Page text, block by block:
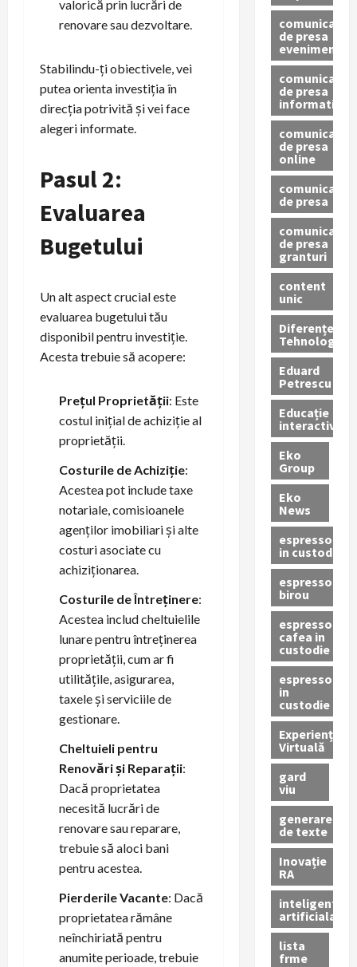
valorică prin lucrări de
renovare sau dezvoltare.
Stabilindu-ți obiectivele, vei
putea orienta investiția în
direcția potrivită și vei face
alegeri informate.
Pasul 2:
Evaluarea
Bugetului
Un alt aspect crucial este
evaluarea bugetului tău
disponibil pentru investiție.
Acesta trebuie să acopere:
Prețul Proprietății: Este
costul inițial de achiziție al
proprietății.
Costurile de Achiziție:
Acestea pot include taxe
notariale, comisioanele
agenților imobiliari și alte
costuri asociate cu
achiziționarea.
Costurile de Întreținere:
Acestea includ cheltuielile
lunare pentru întreținerea
proprietății, cum ar fi
utilitățile, asigurarea,
taxele și serviciile de
gestionare.
Cheltuieli pentru
Renovări și Reparații:
Dacă proprietatea
necesită lucrări de
renovare sau reparare,
trebuie să aloci bani
pentru acestea.
Pierderile Vacante: Dacă
proprietatea rămâne
neînchiriată pentru
anumite perioade, trebuie
comunicat
de presa
eveniment
comunicat
de presa
informativ
comunicat
de presa
online
comunicate
de presa
comunicate
de presa
granturi
content
unic
Diferențe
Tehnologice
Eduard
Petrescu
Educație
interactivă
Eko
Group
Eko
News
espressoare
in custodie
espressor
birou
espressor
cafea in
custodie
espressor
in
custodie
Experiență
Virtuală
gard
viu
generare
de texte
Inovație
RA
inteligenta
artificiala
lista
frme